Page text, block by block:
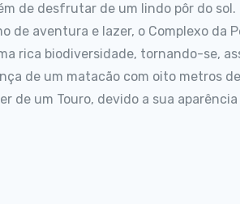
de desfrutar de um lindo pôr do sol.
de aventura e lazer, o Complexo da
rica biodiversidade, tornando-se,
de um matacão com oito metros
de um Touro, devido a sua